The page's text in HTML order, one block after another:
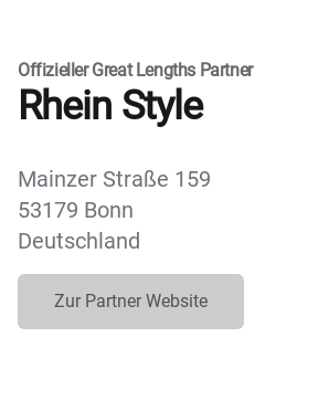
Offizieller Great Lengths Partner
Rhein Style
Mainzer Straße 159
53179 Bonn
Deutschland
Zur Partner Website